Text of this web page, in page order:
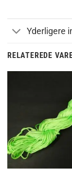
Yderligere
RELATEREDE